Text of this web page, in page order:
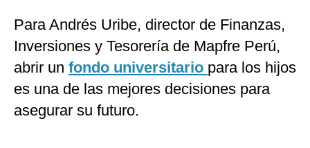
Para Andrés Uribe, director de Finanzas,
Inversiones y Tesorería de Mapfre Perú,
abrir un fondo universitario para los hijos
es una de las mejores decisiones para
asegurar su futuro.